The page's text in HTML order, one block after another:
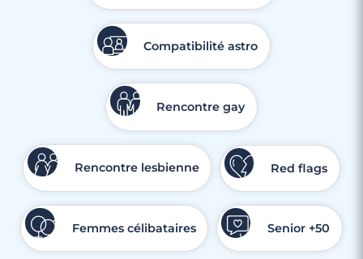
Rencontre à Plan-de-Cuques
Compatibilité astro
Rencontre gay
Rencontre lesbienne Red flags
Femmes célibataires Senior +50